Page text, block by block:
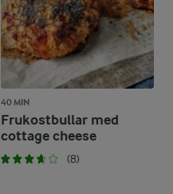
40 MIN
Frukostbullar med
cottage cheese
(8)